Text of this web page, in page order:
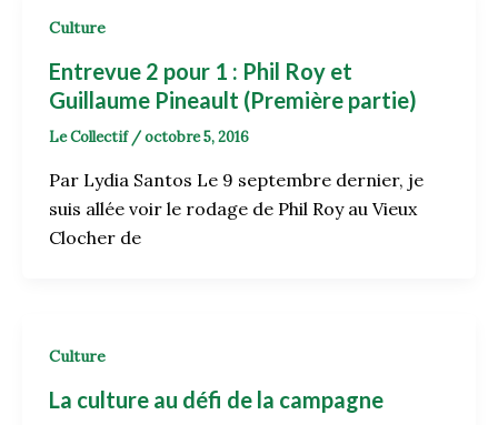
Culture
Entrevue 2 pour 1 : Phil Roy et
Guillaume Pineault (Première partie)
Le Collectif /octobre 5, 2016
Par Lydia Santos Le 9 septembre dernier, je
suis allée voir le rodage de Phil Roy au Vieux
Clocher de
Culture
La culture au défi de la campagne